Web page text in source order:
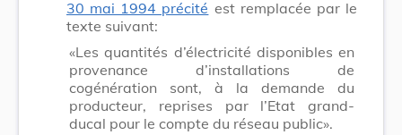
30 mai 1994 précité est remplacée par le
texte suivant:
«Les quantités d’électricité disponibles en
provenance d’installations de
cogénération sont, à la demande du
producteur, reprises par l’Etat grand-
ducal pour le compte du réseau public».